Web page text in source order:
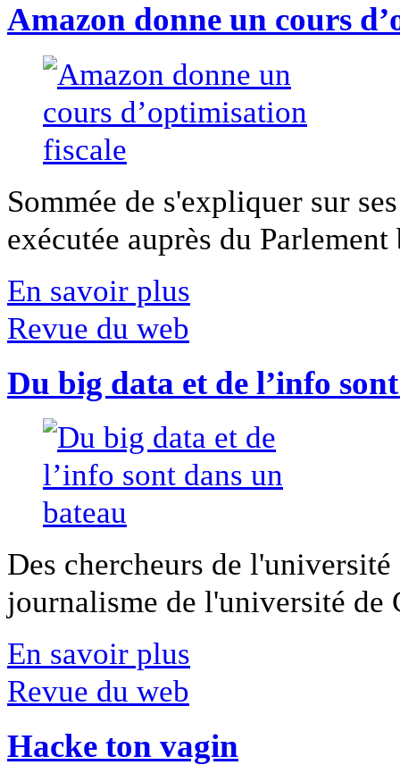
Amazon donne un cours
Sommée de s'expliquer sur
exécutée auprès du
En savoir plus
Revue du web
Du big data et de l’info
Des chercheurs de
journalisme de l'université
En savoir plus
Revue du web
Hacke ton vagin